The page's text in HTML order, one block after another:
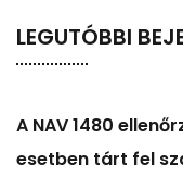
LEGUTÓBBI
A NAV 1480
esetben tárt fel